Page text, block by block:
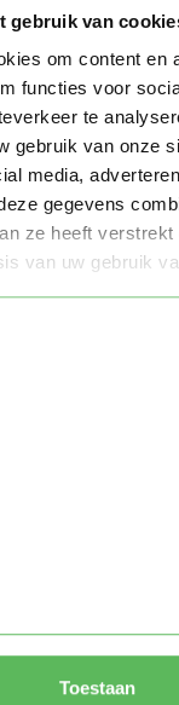
gebruik van
om content en
functies voor
te
gebruik van onze
media,
gegevens
ze heeft verstrekt
van uw gebruik
Toestaan
profielen in
ga je akkoord
Oppasland.
Gratis
om ouders,